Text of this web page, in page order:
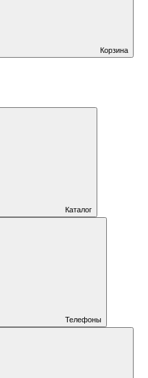
Корзина
Каталог
Телефоны